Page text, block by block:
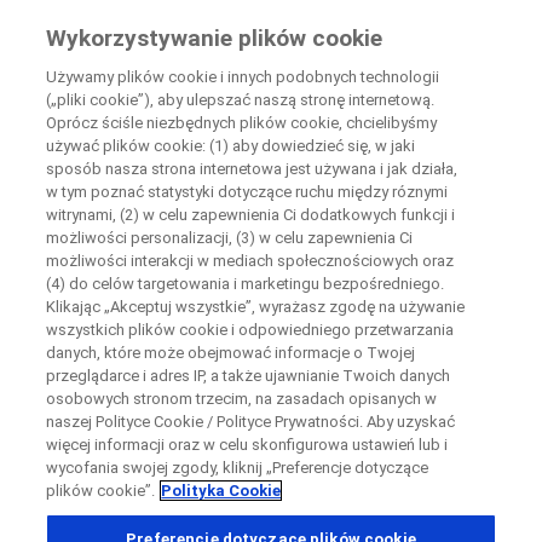
Wiedza Pacjenta
by Roche
O platformie Wiedza Pacjenta
Wiedza Pacjenta to źródło informacji dla pacjentów, ich rodzin,
opiekunów lub lekarzy na temat badań klinicznych i chorób, nad
którymi firma Roche/Genentech prowadzi badania.
Można tu znaleźć informacje o tym:
czym są badania kliniczne i dlaczego są ważne,
z jakimi zagrożeniami i potencjalnymi korzyściami się wiążą,
w jaki sposób firma Roche/Genentech prowadzi badania
kliniczne.
W odniesieniu do badań klinicznych sponsorowanych przez firmę
Roche/Genentech rozpoczętych po grudniu 2015 r. lub nadal
rekrutujących można znaleźć informacje:
o danym badaniu klinicznym (tj. czas trwania, typ badania,
protokół),
o tym, gdzie można znaleźć szpitale i lekarzy
prowadzących badanie kliniczne,
Zamknij
Formularz kontaktowy
Kraj
Polska, selected
Zamknij
Skontaktuj się bezpośrednio z ośrodkiem badawczym
Dane osoboweImię
Nazwisko
Zamknij
Directly contact the sponsor for questions
Zamknij
Request a call back
Nazwisko
Wykorzystywanie plików cookie
Używamy plików cookie i innych podobnych technologii
(„pliki cookie”), aby ulepszać naszą stronę internetową.
Oprócz ściśle niezbędnych plików cookie, chcielibyśmy
używać plików cookie: (1) aby dowiedzieć się, w jaki
sposób nasza strona internetowa jest używana i jak działa,
w tym poznać statystyki dotyczące ruchu między róznymi
witrynami, (2) w celu zapewnienia Ci dodatkowych funkcji i
możliwości personalizacji, (3) w celu zapewnienia Ci
możliwości interakcji w mediach społecznościowych oraz
(4) do celów targetowania i marketingu bezpośredniego.
Klikając „Akceptuj wszystkie”, wyrażasz zgodę na używanie
wszystkich plików cookie i odpowiedniego przetwarzania
danych, które może obejmować informacje o Twojej
przeglądarce i adres IP, a także ujawnianie Twoich danych
osobowych stronom trzecim, na zasadach opisanych w
naszej Polityce Cookie / Polityce Prywatności. Aby uzyskać
więcej informacji oraz w celu skonfigurowa ustawień lub i
wycofania swojej zgody, kliknij „Preferencje dotyczące
plików cookie”. Polityka Cookie